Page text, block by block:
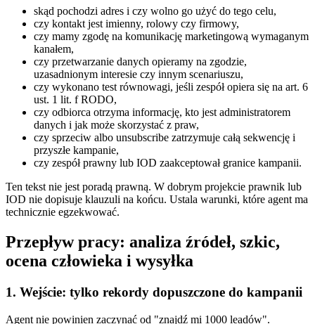
skąd pochodzi adres i czy wolno go użyć do tego celu,
czy kontakt jest imienny, rolowy czy firmowy,
czy mamy zgodę na komunikację marketingową wymaganym
kanałem,
czy przetwarzanie danych opieramy na zgodzie,
uzasadnionym interesie czy innym scenariuszu,
czy wykonano test równowagi, jeśli zespół opiera się na art. 6
ust. 1 lit. f RODO,
czy odbiorca otrzyma informację, kto jest administratorem
danych i jak może skorzystać z praw,
czy sprzeciw albo unsubscribe zatrzymuje całą sekwencję i
przyszłe kampanie,
czy zespół prawny lub IOD zaakceptował granice kampanii.
Ten tekst nie jest poradą prawną. W dobrym projekcie prawnik lub
IOD nie dopisuje klauzuli na końcu. Ustala warunki, które agent ma
technicznie egzekwować.
Przepływ pracy: analiza źródeł, szkic,
ocena człowieka i wysyłka
1. Wejście: tylko rekordy dopuszczone do kampanii
Agent nie powinien zaczynać od "znajdź mi 1000 leadów".